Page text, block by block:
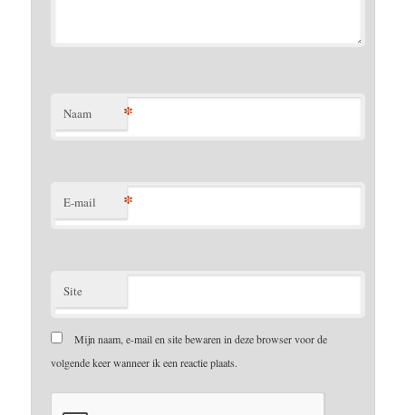
Naam *
E-mail *
Site
Mijn naam, e-mail en site bewaren in deze browser voor de
volgende keer wanneer ik een reactie plaats.